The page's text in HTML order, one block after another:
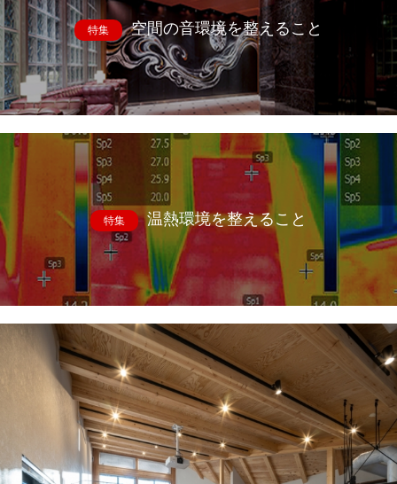
特集 空間の音環境を整えること
特集 温熱環境を整えること